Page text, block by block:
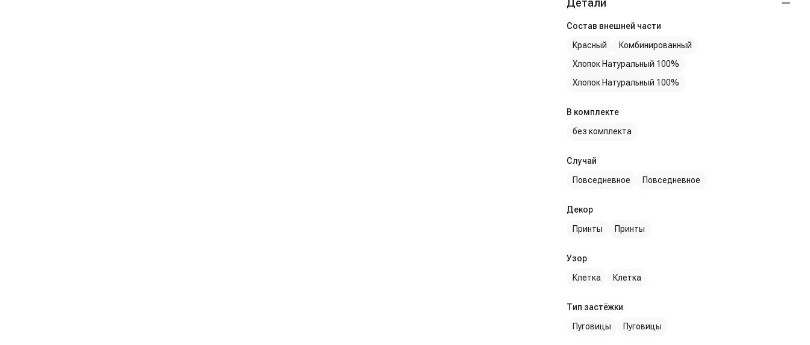
Детали
Состав внешней части
Красный
Комбинированный
Хлопок Натуральный 100%
Хлопок Натуральный 100%
В комплекте
без комплекта
Случай
Повседневное
Повседневное
Декор
Принты
Принты
Узор
Клетка
Клетка
Тип застёжки
Пуговицы
Пуговицы